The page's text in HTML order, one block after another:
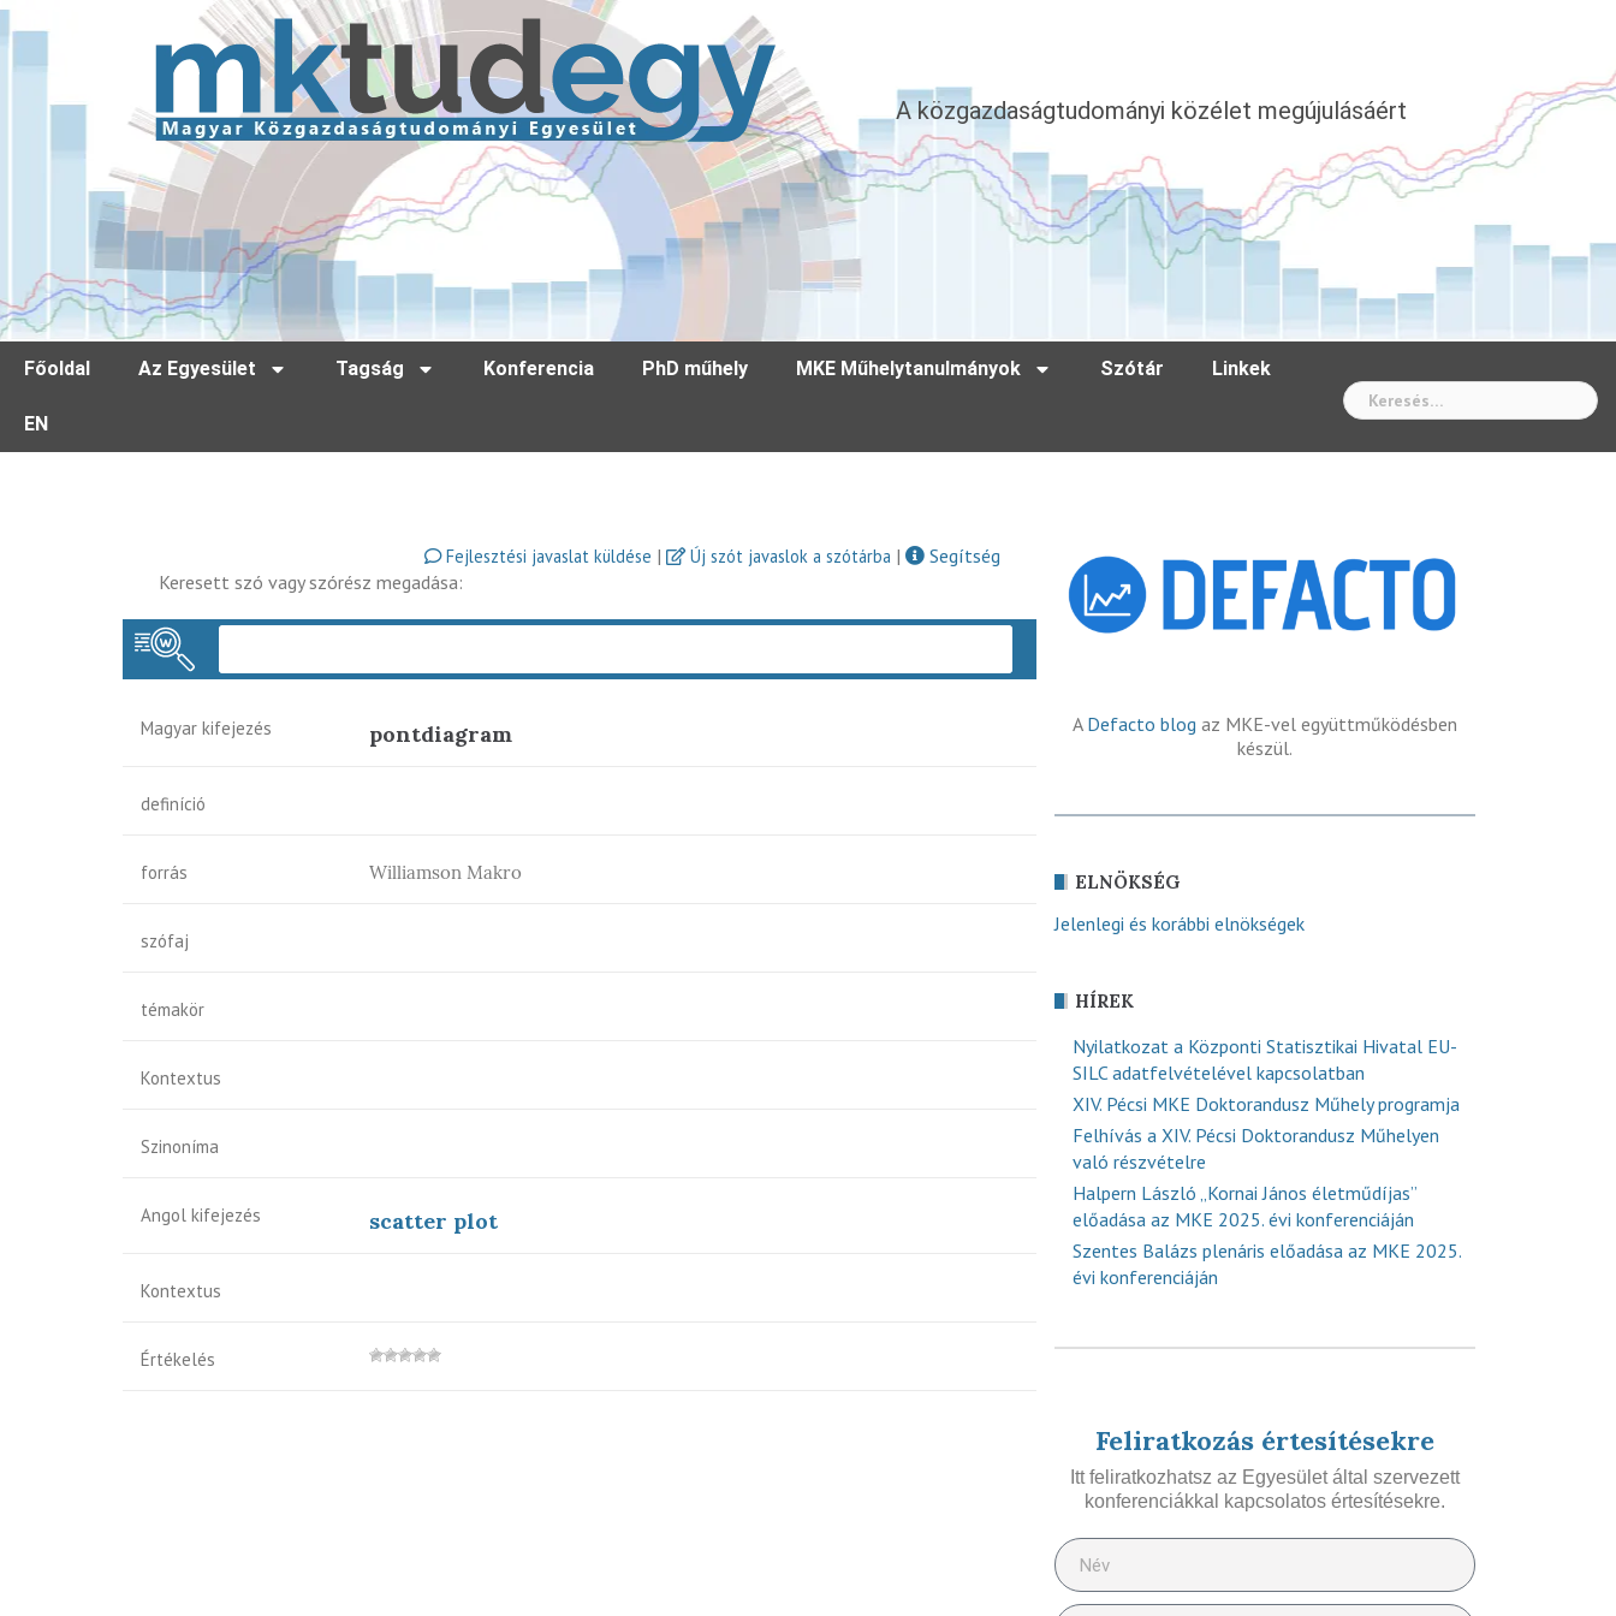
A közgazdaságtudományi közélet megújulásáért
Főoldal Az Egyesület Tagság Konferencia PhD műhely MKE Műhelytanulmányok Szótár Linkek
EN
Fejlesztési javaslat küldése | Új szót javaslok a szótárba |
Segítség
Keresett szó vagy szórész megadása:
Magyar kifejezés pontdiagram
definíció
forrás Williamson Makro
szófaj
témakör
Kontextus
Szinoníma
Angol kifejezés scatter plot
Kontextus
Értékelés
A Defacto blog az MKE-vel együttműködésben
készül.
ELNÖKSÉG
Jelenlegi és korábbi elnökségek
HÍREK
Nyilatkozat a Központi Statisztikai Hivatal EU-
SILC adatfelvételével kapcsolatban
XIV. Pécsi MKE Doktorandusz Műhely programja
Felhívás a XIV. Pécsi Doktorandusz Műhelyen
való részvételre
Halpern László „Kornai János életműdíjas”
előadása az MKE 2025. évi konferenciáján
Szentes Balázs plenáris előadása az MKE 2025.
évi konferenciáján
Feliratkozás értesítésekre
Itt feliratkozhatsz az Egyesület által szervezett
konferenciákkal kapcsolatos értesítésekre.